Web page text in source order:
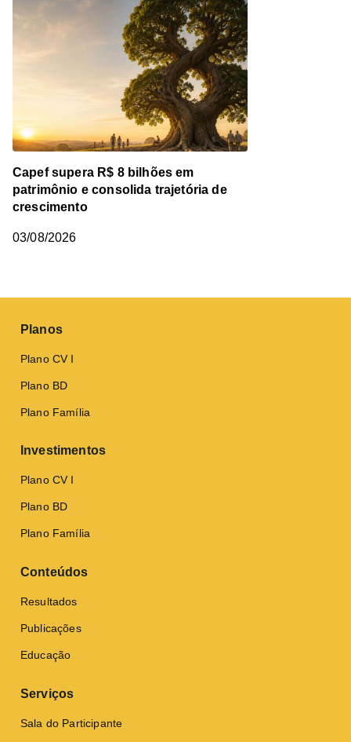
Capef supera R$ 8 bilhões em
patrimônio e consolida trajetória de
crescimento
03/08/2026
Planos
Plano CV I
Plano BD
Plano Família
Investimentos
Plano CV I
Plano BD
Plano Família
Conteúdos
Resultados
Publicações
Educação
Serviços
Sala do Participante